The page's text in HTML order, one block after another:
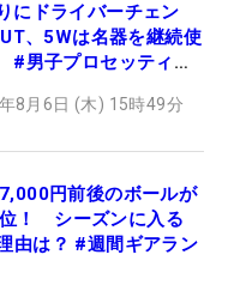
にドライバーチェン
、5Wは名器を継続使
男子プロセッティン
8月6日 (木) 15時49分
円前後のボールが
！ シーズンに入る
由は？ #週間ギアラン